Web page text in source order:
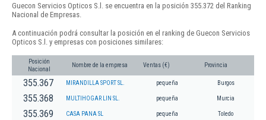
Guecon Servicios Opticos S.l. se encuentra en la posición 355.372 del Ranking
Nacional de Empresas.
A continuación podrá consultar la posición en el ranking de Guecon Servicios
Opticos S.l. y empresas con posiciones similares:
Posición
Nacional
Nombre de la empresa Ventas (€) Provincia
355.367 MIRANDILLA SPORT SL. pequeña Burgos
355.368 MULTIHOGAR LIN SL. pequeña Murcia
355.369 CASA PANA SL pequeña Toledo